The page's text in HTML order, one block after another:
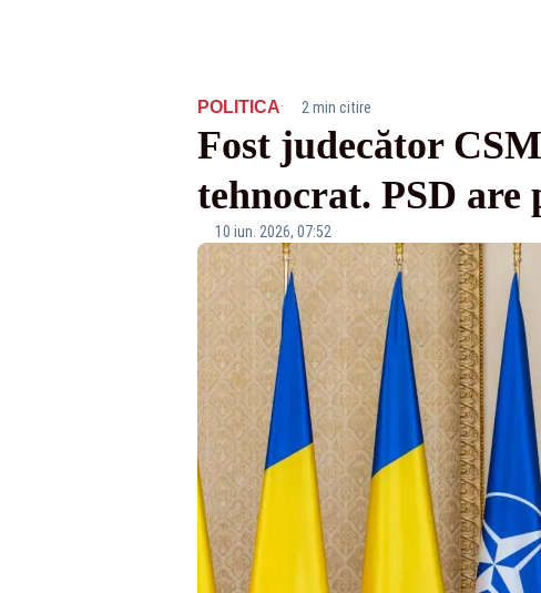
POLITICA· 2 min citire
Fost judecător
tehnocrat. PSD are
10 iun. 2026, 07:52